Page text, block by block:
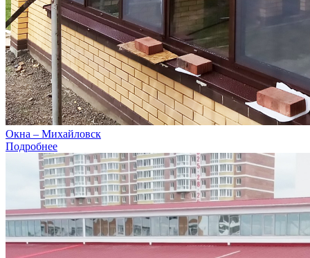
Окна – Михайловск
Подробнее